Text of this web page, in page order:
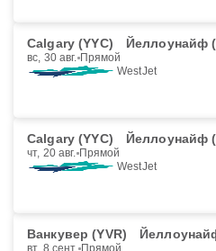
Calgary (YYC) Йеллоунайф
вс, 30 авг. Прямой
WestJet
Calgary (YYC) Йеллоунайф
чт, 20 авг. Прямой
WestJet
Ванкувер (YVR)
вт, 8 сент. Прямой